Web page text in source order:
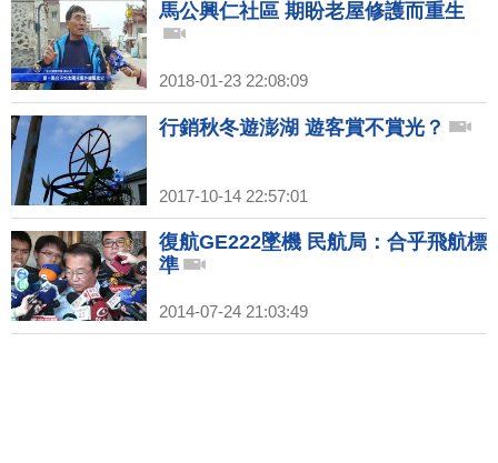
馬公興仁社區 期盼老屋修護而重生
2018-01-23 22:08:09
行銷秋冬遊澎湖 遊客賞不賞光？
2017-10-14 22:57:01
復航GE222墜機 民航局：合乎飛航標
準
2014-07-24 21:03:49